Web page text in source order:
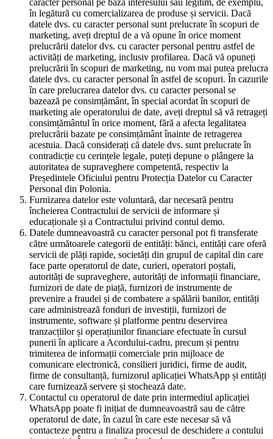
caracter personal pe baza interesului său legitim, de exemplu,
în legătură cu comercializarea de produse și servicii. Dacă
datele dvs. cu caracter personal sunt prelucrate în scopuri de
marketing, aveți dreptul de a vă opune în orice moment
prelucrării datelor dvs. cu caracter personal pentru astfel de
activități de marketing, inclusiv profilarea. Dacă vă opuneți
prelucrării în scopuri de marketing, nu vom mai putea prelucra
datele dvs. cu caracter personal în astfel de scopuri. În cazurile
în care prelucrarea datelor dvs. cu caracter personal se
bazează pe consimțământ, în special acordat în scopuri de
marketing ale operatorului de date, aveți dreptul să vă retrageți
consimțământul în orice moment, fără a afecta legalitatea
prelucrării bazate pe consimțământ înainte de retragerea
acestuia. Dacă considerați că datele dvs. sunt prelucrate în
contradicție cu cerințele legale, puteți depune o plângere la
autoritatea de supraveghere competentă, respectiv la
Președintele Oficiului pentru Protecția Datelor cu Caracter
Personal din Polonia.
Furnizarea datelor este voluntară, dar necesară pentru
încheierea Contractului de servicii de informare și
educaționale și a Contractului privind contul demo.
Datele dumneavoastră cu caracter personal pot fi transferate
către următoarele categorii de entități: bănci, entități care oferă
servicii de plăți rapide, societăți din grupul de capital din care
face parte operatorul de date, curieri, operatori poștali,
autorități de supraveghere, autorități de informații financiare,
furnizori de date de piață, furnizori de instrumente de
prevenire a fraudei și de combatere a spălării banilor, entități
care administrează fonduri de investiții, furnizori de
instrumente, software și platforme pentru deservirea
tranzacțiilor și operațiunilor financiare efectuate în cursul
punerii în aplicare a Acordului-cadru, precum și pentru
trimiterea de informații comerciale prin mijloace de
comunicare electronică, consilieri juridici, firme de audit,
firme de consultanță, furnizorul aplicației WhatsApp și entități
care furnizează servere și stochează date.
Contactul cu operatorul de date prin intermediul aplicației
WhatsApp poate fi inițiat de dumneavoastră sau de către
operatorul de date, în cazul în care este necesar să vă
contacteze pentru a finaliza procesul de deschidere a contului